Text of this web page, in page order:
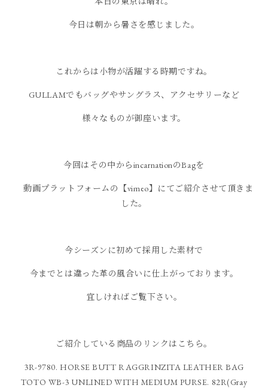
今日は朝から暑さを感じました。
これからは小物が活躍する時期ですね。
GULLAMでもバッグやサングラス、アクセサリーなど
様々なものが御座います。
今回はその中からincarnationのBagを
動画プラットフォームの【vimeo】にてご紹介させて頂きま
した。
今シーズンに初めて採用した素材で
今までとは違った革の風合いに仕上がっております。
宜しければご覧下さい。
ご紹介している商品のリンクはこちら。
3R-9780. HORSE BUTT RAGGRINZITA LEATHER BAG
TOTO WB-3 UNLINED WITH MEDIUM PURSE. 82R(Gray